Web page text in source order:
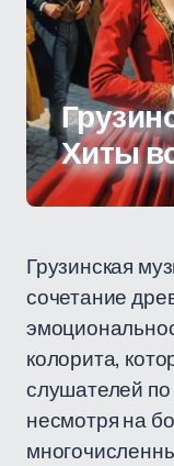
Хиты
Грузинская
сочетание
колорита,
слушателей
несмотря на